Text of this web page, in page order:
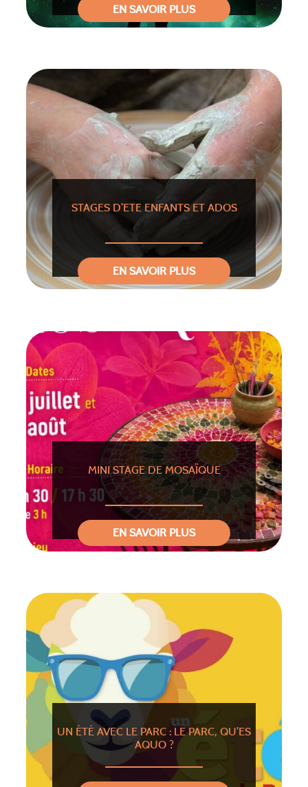
EN SAVOIR PLUS
STAGES D’ETE ENFANTS ET ADOS
EN SAVOIR PLUS
MINI STAGE DE MOSAÏQUE
EN SAVOIR PLUS
UN ÉTÉ AVEC LE PARC : LE PARC, QU’ES
AQUO ?